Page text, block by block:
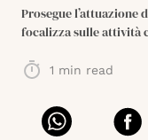
Prosegue l’attuazione
focalizza sulle attività
1 min read